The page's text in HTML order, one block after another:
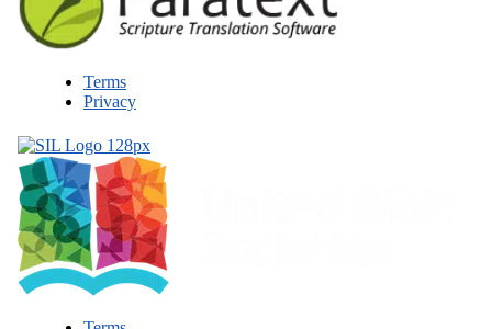
Terms
Privacy